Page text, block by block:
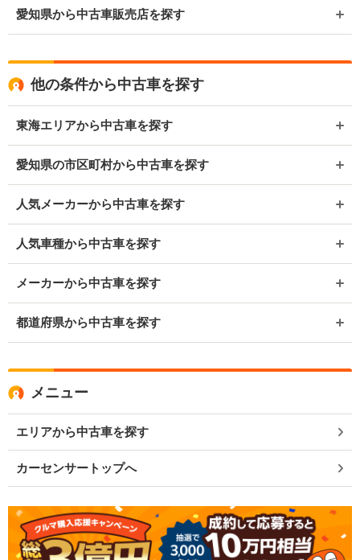
愛知県から中古車販売店を探す
他の条件から中古車を探す
東海エリアから中古車を探す
愛知県の市区町村から中古車を探す
人気メーカーから中古車を探す
人気車種から中古車を探す
メーカーから中古車を探す
都道府県から中古車を探す
メニュー
エリアから中古車を探す
カーセンサートップへ